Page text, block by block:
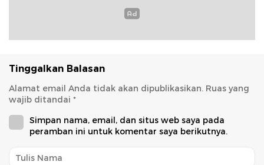
Tinggalkan Balasan
Alamat email Anda tidak akan dipublikasikan. Ruas yang
wajib ditandai *
Simpan nama, email, dan situs web saya pada
peramban ini untuk komentar saya berikutnya.